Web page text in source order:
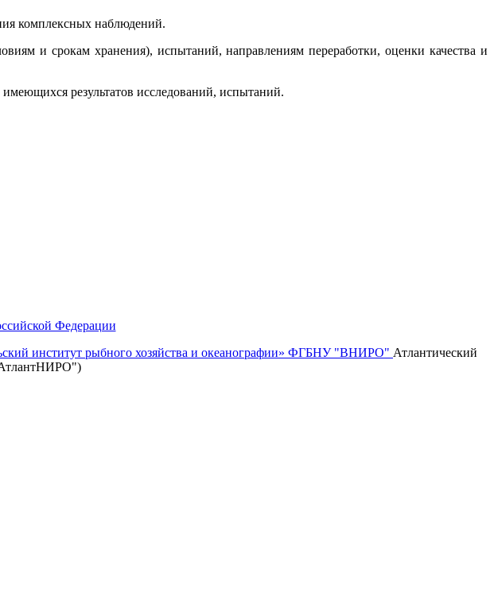
комплексных наблюдений.
и срокам хранения), испытаний, направлениям переработки, оценки качества и
результатов исследований, испытаний.
Федерации
институт рыбного хозяйства и океанографии» ФГБНУ "ВНИРО" Атлантический